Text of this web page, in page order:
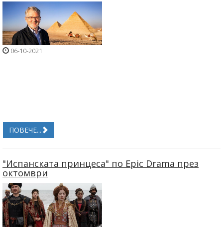
06-10-2021
ПОВЕЧЕ...
"Испанската принцеса" по Epic Drama през
октомври